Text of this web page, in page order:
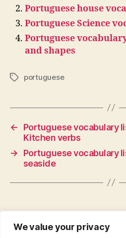
We value your privacy
Portuguese house
Portuguese Science
Portuguese
and shapes
Tagsportuguese
←
Portuguese vocabulary
Kitchen verbs
→
Portuguese vocabulary
seaside
CONTACT •ABOUT•